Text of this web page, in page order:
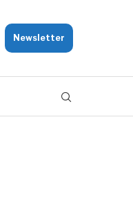
Newsletter